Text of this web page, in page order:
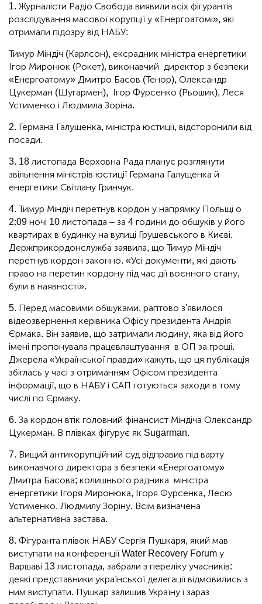
1. Журналісти Радіо Свобода виявили всіх фігурантів
розслідування масової корупції у «Енергоатомі», які
отримали підозру від НАБУ:
Тимур Міндіч (Карлсон), ексрадник міністра енергетики
Ігор Миронюк (Рокет), виконавчий директор з безпеки
«Енергоатому» Дмитро Басов (Тенор), Олександр
Цукерман (Шугармен), Ігор Фурсенко (Рьошик), Леся
Устименко і Людмила Зоріна.
2. Германа Галущенка, міністра юстиції, відсторонили від
посади.
3. 18 листопада Верховна Рада планує розглянути
звільнення міністрів юстиції Германа Галущенка й
енергетики Світлану Гринчук.
4. Тимур Міндіч перетнув кордон у напрямку Польщі о
2:09 ночі 10 листопада – за 4 години до обшуків у його
квартирах в будинку на вулиці Грушевського в Києві.
Держприкордонслужба заявила, що Тимур Міндіч
перетнув кордон законно. «Усі документи, які дають
право на перетин кордону під час дії воєнного стану,
були в наявності».
5. Перед масовими обшуками, раптово з'явилося
відеозвернення керівника Офісу президента Андрія
Єрмака. Він заявив, що затримали людину, яка від його
імені пропонувала працевлаштування в ОП за гроші.
Джерела «Української правди» кажуть, що ця публікація
збіглась у часі з отриманням Офісом президента
інформації, що в НАБУ і САП готуються заходи в тому
числі по Єрмаку.
6. За кордон втік головний фінансист Міндіча Олександр
Цукерман. В плівках фігурує як Sugarman.
7. Вищий антикорупційний суд відправив під варту
виконавчого директора з безпеки «Енергоатому»
Дмитра Басова; колишнього радника міністра
енергетики Ігоря Миронюка, Ігоря Фурсенка, Лесю
Устименко. Людмилу Зоріну. Всім визначена
альтернативна застава.
8. Фігуранта плівок НАБУ Сергія Пушкаря, який мав
виступати на конференції Water Recovery Forum у
Варшаві 13 листопада, забрали з переліку учасників:
деякі представники української делегації відмовились з
ним виступати. Пушкар залишив Україну і зараз